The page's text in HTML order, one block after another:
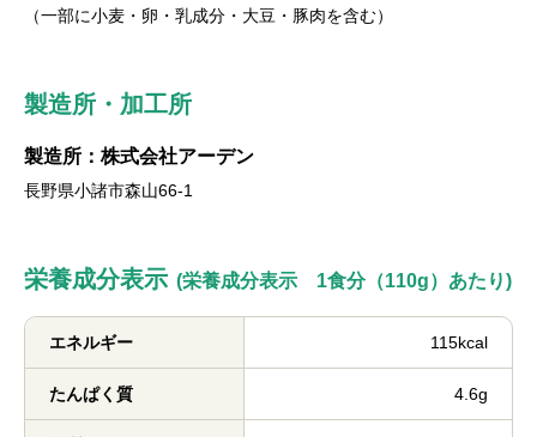
（一部に小麦・卵・乳成分・大豆・豚肉を含む）
製造所・加工所
製造所：株式会社アーデン
長野県小諸市森山66-1
栄養成分表示 (栄養成分表示 1食分（110g）あたり)
エネルギー 115kcal
たんぱく質 4.6g